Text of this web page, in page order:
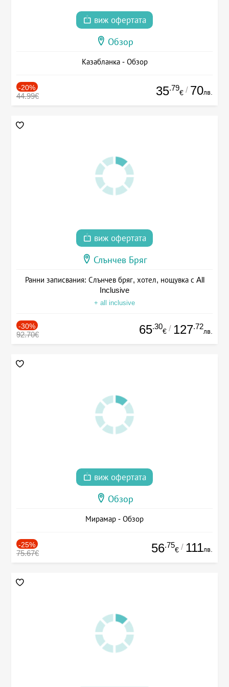
виж офертата
Обзор
Казабланка - Обзор
-20%
44.99€ 35.79
€ / 70лв.
виж офертата
Слънчев Бряг
Ранни записвания: Слънчев бряг, хотел, нощувка с All
Inclusive
+ all inclusive
-30%
92.70€ 65.30
€ / 127.72
лв.
виж офертата
Обзор
Мирамар - Обзор
-25%
75.67€ 56.75
€ / 111лв.